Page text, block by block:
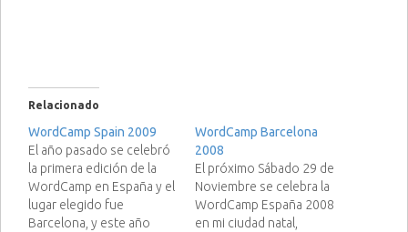
Relacionado
WordCamp Spain 2009
El año pasado se celebró
la primera edición de la
WordCamp en España y el
lugar elegido fue
Barcelona, y este año
WordCamp Barcelona
2008
El próximo Sábado 29 de
Noviembre se celebra la
WordCamp España 2008
en mi ciudad natal,